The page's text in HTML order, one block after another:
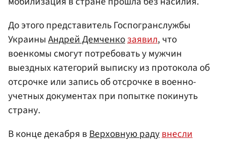
До этого представитель Госпогранслужбы
УкраиныАндрей Демченкозаявил, что
военкомы смогут потребовать у мужчин
выездных категорий выписку из протокола об
отсрочке или запись об отсрочке в военно-
учетных документах при попытке покинуть
страну.
В конце декабря вВерховную радувнесли